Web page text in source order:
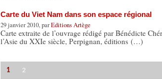
Carte du Viet Nam dans son espace régional
29 janvier 2010, parEditions Artège
Carte extraite de l’ouvrage rédigé par Bénédicte
l’Asie du XXIe siècle, Perpignan, éditions (…)
1 2